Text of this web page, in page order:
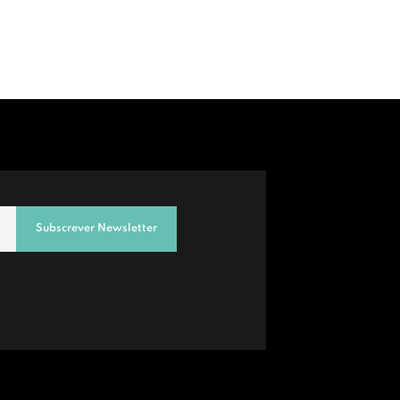
Subscrever Newsletter